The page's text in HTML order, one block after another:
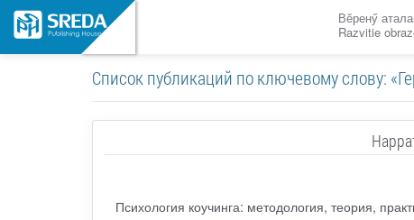
Вӗренӳ
Razvitie
Список публикаций по ключевому слову:
Психология коучинга: методология, теория,